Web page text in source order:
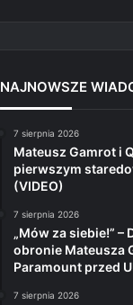
NAJNOWSZE
7 sierpnia 2026
Mateusz Gamrot i
pierwszym
(VIDEO)
7 sierpnia 2026
„Mów za siebie!” –
obronie Mateusza
Paramount przed
7 sierpnia 2026